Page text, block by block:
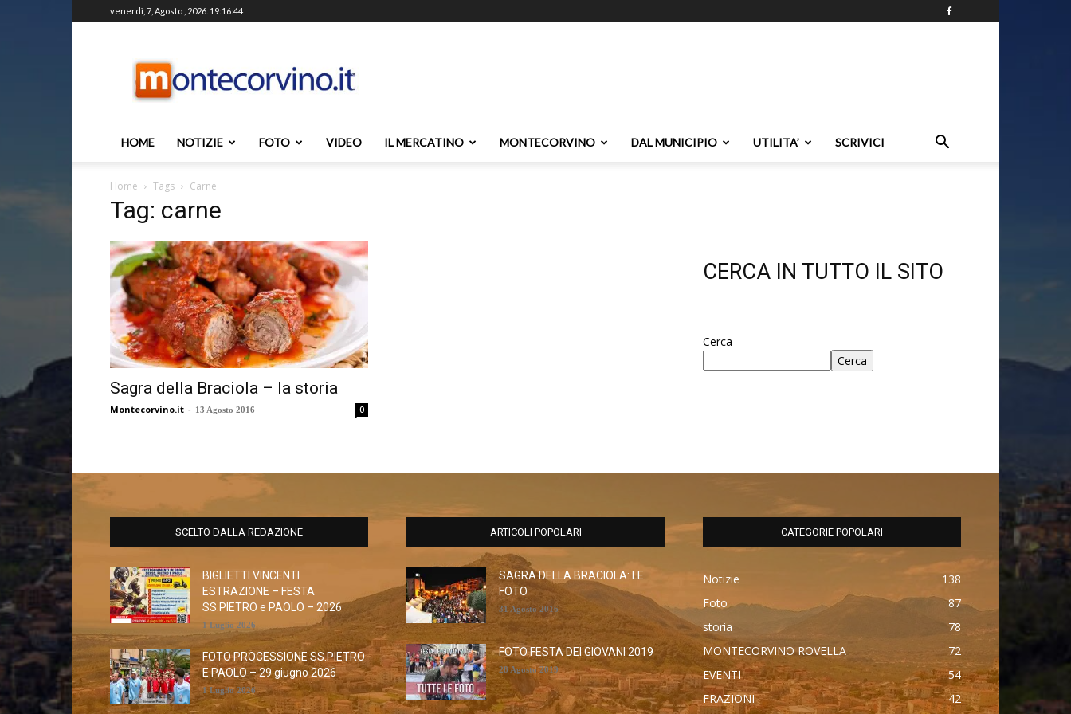
venerdì, 7, Agosto , 2026. 19:16:44
HOME NOTIZIE FOTO VIDEO IL MERCATINO MONTECORVINO DAL MUNICIPIO UTILITA’ SCRIVICI
Home Tags Carne
Tag: carne
Sagra della Braciola – la storia
Montecorvino.it - 13 Agosto 2016 0
CERCA IN TUTTO IL SITO
Cerca
Cerca
SCELTO DALLA REDAZIONE
BIGLIETTI VINCENTI
ESTRAZIONE – FESTA
SS.PIETRO e PAOLO – 2026
1 Luglio 2026
FOTO PROCESSIONE SS.PIETRO
E PAOLO – 29 giugno 2026
1 Luglio 2026
ARTICOLI POPOLARI
SAGRA DELLA BRACIOLA: LE
FOTO
31 Agosto 2016
FOTO FESTA DEI GIOVANI 2019
28 Agosto 2019
CATEGORIE POPOLARI
Notizie
138
Foto
87
storia
78
MONTECORVINO ROVELLA
72
EVENTI
54
FRAZIONI
42